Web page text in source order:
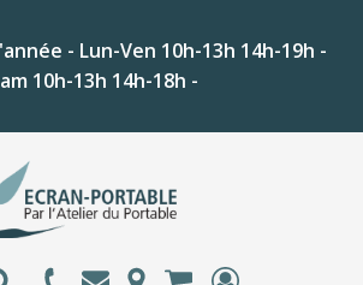
- Lun-Ven 10h-13h 14h-19h -
10h-13h 14h-18h -